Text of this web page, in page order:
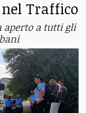
Traffico
aperto a tutti gli